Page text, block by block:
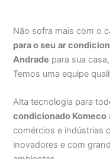
Não sofra mais com o
para o seu ar
Andrade para sua
Temos uma equipe
Alta tecnologia para
condicionado Komeco
comércios e indústrias
inovadores e com